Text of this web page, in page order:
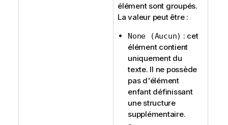
élément sont groupés.
La valeur peut être :
None (Aucun) : cet
élément contient
uniquement du
texte. Il ne possède
pas d'élément
enfant définissant
une structure
supplémentaire.